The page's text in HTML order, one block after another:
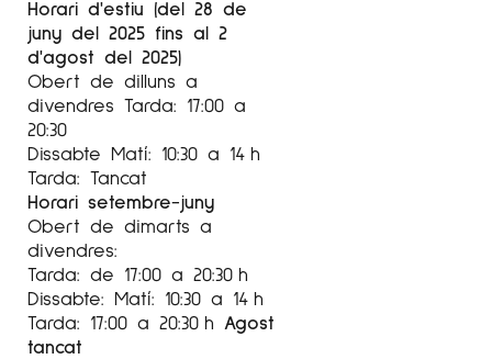
Horari d'estiu (del 28 de
juny del 2025 fins al 2
d'agost del 2025)
Obert de dilluns a
divendres Tarda: 17:00 a
20:30
Dissabte Matí: 10:30 a 14 h
Tarda: Tancat
Horari setembre-juny
Obert de dimarts a
divendres:
Tarda: de 17:00 a 20:30 h
Dissabte: Matí: 10:30 a 14 h
Tarda: 17:00 a 20:30 h Agost
tancat